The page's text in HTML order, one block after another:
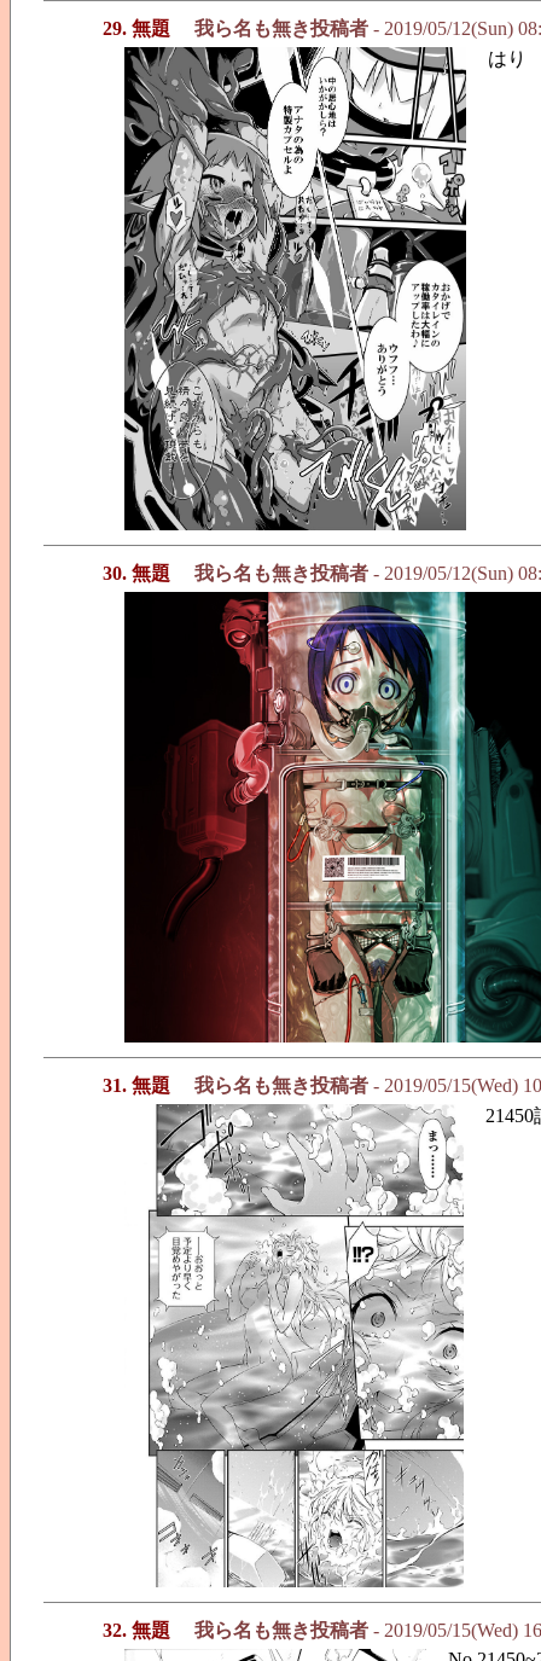
29. 無題 我ら名も無き投稿者 - 2019/05/12(Sun)
はり
30. 無題 我ら名も無き投稿者 - 2019/05/12(Sun)
31. 無題 我ら名も無き投稿者 - 2019/05/15(Wed)
32. 無題 我ら名も無き投稿者 - 2019/05/15(Wed)